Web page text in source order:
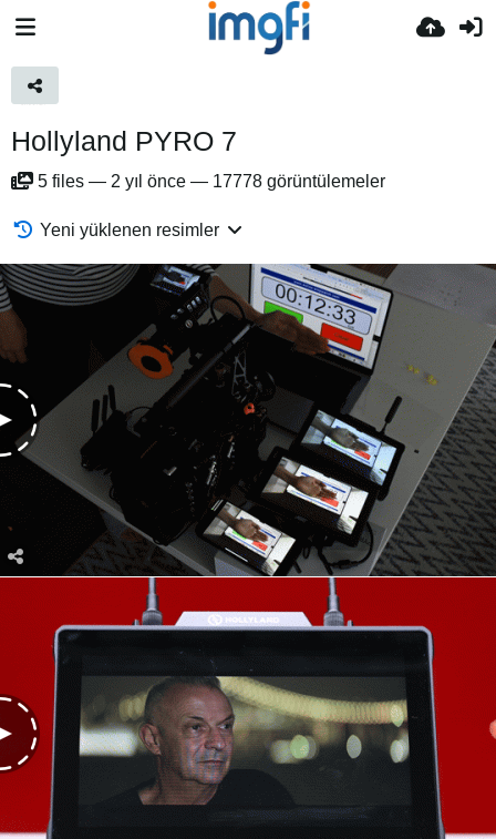
Hollyland PYRO 7
5 files — 2 yıl önce — 17778 görüntülemeler
Yeni yüklenen resimler